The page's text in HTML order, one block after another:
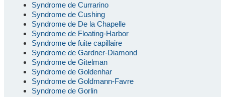
Syndrome de Currarino
Syndrome de Cushing
Syndrome de De la Chapelle
Syndrome de Floating-Harbor
Syndrome de fuite capillaire
Syndrome de Gardner-Diamond
Syndrome de Gitelman
Syndrome de Goldenhar
Syndrome de Goldmann-Favre
Syndrome de Gorlin